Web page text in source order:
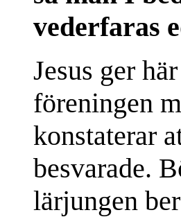
vederfaras
Jesus ger
föreningen
konstaterar
besvarade.
lärjungen